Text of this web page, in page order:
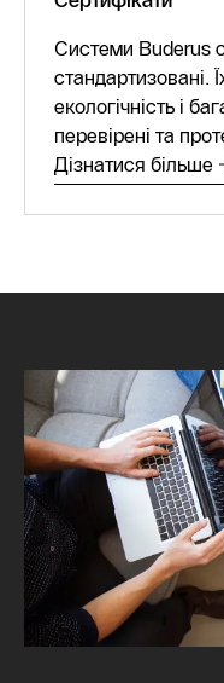
Системи Buderus
стандартизовані.
екологічність і
перевірені та
Дізнатися більше